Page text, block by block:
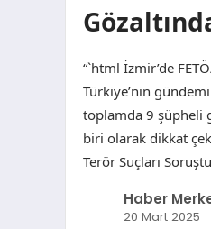
“`html İzmir’de
Türkiye’nin
toplamda 9 şüpheli
biri olarak dikkat
Terör Suçları
Haber
20 Mart 2025